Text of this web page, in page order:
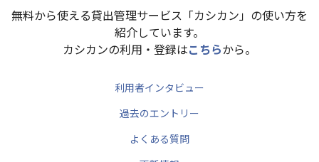
無料から使える貸出管理サービス「カシカン」の使い方を
紹介しています。
カシカンの利用・登録はこちらから。
利用者インタビュー
過去のエントリー
よくある質問